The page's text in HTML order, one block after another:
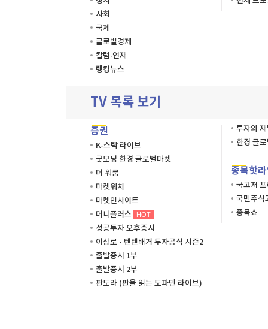
사회
국제
글로벌경제
칼럼·연재
랭킹뉴스
TV 목록 보기
증권
K-스탁 라이브
굿모닝 한경 글로벌마켓
더 워룸
마켓워치
마켓인사이트
머니플러스
HOT
성공투자 오후증시
이상로 - 텐텐배거 투자공식 시즌2
출발증시 1부
출발증시 2부
판도라 (판을 읽는 도파민 라이브)
투자의
한경 글
종목핫
국고처
국민주식
종목쇼